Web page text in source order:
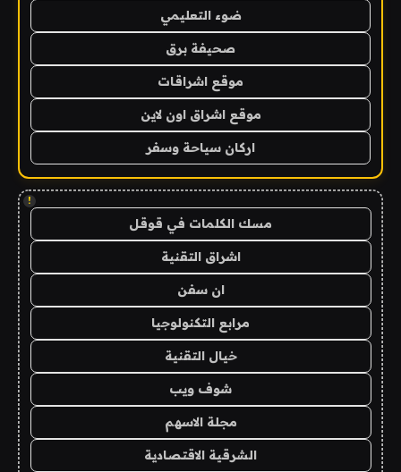
ضوء التعليمي
صحيفة برق
موقع اشراقات
موقع اشراق اون لاين
اركان سياحة وسفر
!
مسك الكلمات في قوقل
اشراق التقنية
ان سفن
مرابع التكنولوجيا
خيال التقنية
شوف ويب
مجلة الاسهم
الشرقية الاقتصادية